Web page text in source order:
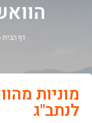
דף הבית
מוניות
לנתב"ג